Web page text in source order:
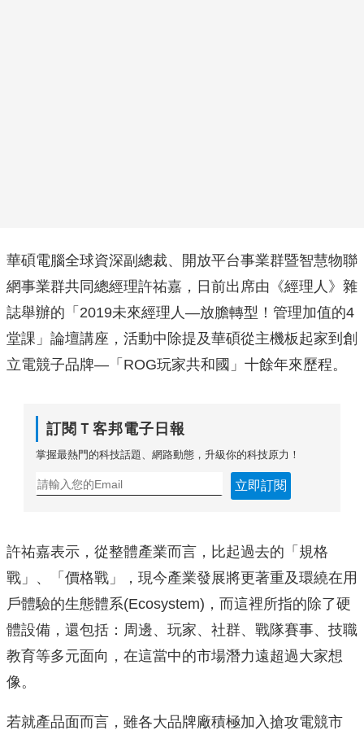
華碩電腦全球資深副總裁、開放平台事業群暨智慧物聯
網事業群共同總經理許祐嘉，日前出席由《經理人》雜
誌舉辦的「2019未來經理人—放膽轉型！管理加值的4
堂課」論壇講座，活動中除提及華碩從主機板起家到創
立電競子品牌—「ROG玩家共和國」十餘年來歷程。
訂閱Ｔ客邦電子日報
掌握最熱門的科技話題、網路動態，升級你的科技原力！
立即訂閱
許祐嘉表示，從整體產業而言，比起過去的「規格
戰」、「價格戰」，現今產業發展將更著重及環繞在用
戶體驗的生態體系(Ecosystem)，而這裡所指的除了硬
體設備，還包括：周邊、玩家、社群、戰隊賽事、技職
教育等多元面向，在這當中的市場潛力遠超過大家想
像。
若就產品面而言，雖各大品牌廠積極加入搶攻電競市